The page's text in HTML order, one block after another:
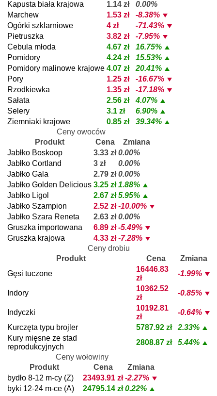
Kapusta biała krajowa
1.14 zł
0.00%
Marchew
1.53 zł
-8.38%
Ogórki szklarniowe
4 zł
-71.43%
Pietruszka
3.82 zł
-7.95%
Cebula młoda
4.67 zł
16.75%
Pomidory
4.24 zł
15.53%
Pomidory malinowe krajowe 4.07 zł
20.41%
Pory
1.25 zł
-16.67%
Rzodkiewka
1.35 zł
-17.18%
Sałata
2.56 zł
4.07%
Selery
3.1 zł
6.90%
Ziemniaki krajowe
0.85 zł
39.34%
Ceny owoców
Produkt
Cena
Zmiana
Jabłko Boskoop
3.33 zł 0.00%
Jabłko Cortland
3 zł
0.00%
Jabłko Gala
2.79 zł 0.00%
Jabłko Golden Delicious 3.25 zł 1.88%
Jabłko Ligol
2.67 zł 5.95%
Jabłko Szampion
2.52 zł -10.00%
Jabłko Szara Reneta
2.63 zł 0.00%
Gruszka importowana
6.89 zł -5.49%
Gruszka krajowa
4.33 zł -7.28%
Ceny drobiu
Produkt
Cena
Zmiana
Gęsi tuczone
16446.83
zł
-1.99%
Indory
10362.52
zł
-0.85%
Indyczki
10192.81
zł
-0.64%
Kurczęta typu brojler
5787.92 zł
2.33%
Kury mięsne ze stad
reprodukcyjnych
2808.87 zł
5.44%
Ceny wołowiny
Produkt
Cena
Zmiana
bydło 8-12 m-cy (Z)
23493.91 zł -2.27%
byki 12-24 m-ce (A)
24795.14 zł 0.22%